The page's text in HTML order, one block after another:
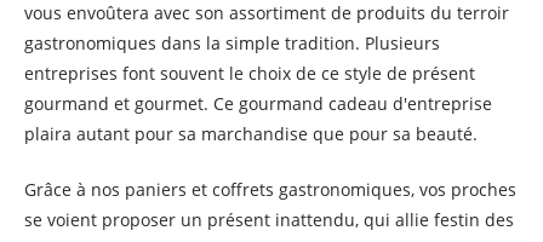
vous envoûtera avec son assortiment de produits du terroir
gastronomiques dans la simple tradition. Plusieurs
entreprises font souvent le choix de ce style de présent
gourmand et gourmet. Ce gourmand cadeau d'entreprise
plaira autant pour sa marchandise que pour sa beauté.
Grâce à nos paniers et coffrets gastronomiques, vos proches
se voient proposer un présent inattendu, qui allie festin des